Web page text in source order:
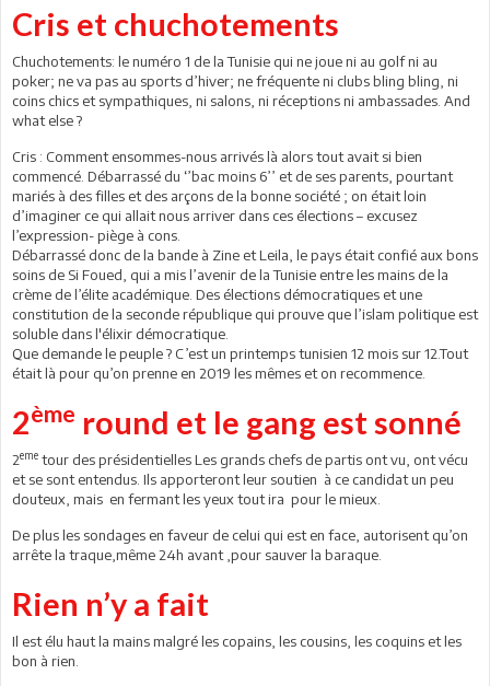
Cris et chuchotements
Chuchotements: le numéro 1 de la Tunisie qui ne joue ni au golf ni au
poker; ne va pas au sports d’hiver; ne fréquente ni clubs bling bling, ni
coins chics et sympathiques, ni salons, ni réceptions ni ambassades. And
what else ?
Cris : Comment ensommes-nous arrivés là alors tout avait si bien
commencé. Débarrassé du ‘’bac moins 6’’ et de ses parents, pourtant
mariés à des filles et des arçons de la bonne société ; on était loin
d’imaginer ce qui allait nous arriver dans ces élections – excusez
l’expression- piège à cons.
Débarrassé donc de la bande à Zine et Leila, le pays était confié aux bons
soins de Si Foued, qui a mis l’avenir de la Tunisie entre les mains de la
crème de l’élite académique. Des élections démocratiques et une
constitution de la seconde république qui prouve que l’islam politique est
soluble dans l'élixir démocratique.
Que demande le peuple ? C’est un printemps tunisien 12 mois sur 12.Tout
était là pour qu’on prenne en 2019 les mêmes et on recommence.
2ème round et le gang est sonné
2eme tour des présidentielles Les grands chefs de partis ont vu, ont vécu
et se sont entendus. Ils apporteront leur soutien à ce candidat un peu
douteux, mais en fermant les yeux tout ira pour le mieux.
De plus les sondages en faveur de celui qui est en face, autorisent qu’on
arrête la traque,même 24h avant ,pour sauver la baraque.
Rien n’y a fait
Il est élu haut la mains malgré les copains, les cousins, les coquins et les
bon à rien.